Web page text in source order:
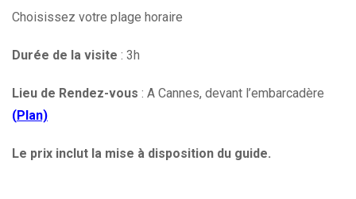
Choisissez votre plage horaire
Durée de la visite : 3h
Lieu de Rendez-vous : A Cannes, devant l’embarcadère
(Plan)
Le prix inclut la mise à disposition du guide.